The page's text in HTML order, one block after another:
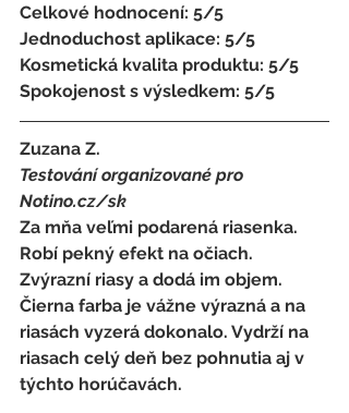
Celkové hodnocení: 5/5
Jednoduchost aplikace: 5/5
Kosmetická kvalita produktu: 5/5
Spokojenost s výsledkem: 5/5
Zuzana Z.
Testování organizované pro
Notino.cz/sk
Za mňa veľmi podarená riasenka.
Robí pekný efekt na očiach.
Zvýrazní riasy a dodá im objem.
Čierna farba je vážne výrazná a na
riasách vyzerá dokonalo. Vydrží na
riasach celý deň bez pohnutia aj v
týchto horúčavách.